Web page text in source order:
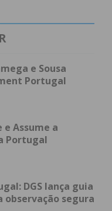
de novo por Diogo
17 minutos de
a Juventude
segunda posição
Pacense a
pelas
e Sousa
Portugal
e Assume a
Portugal
DGS lança guia
observação segura